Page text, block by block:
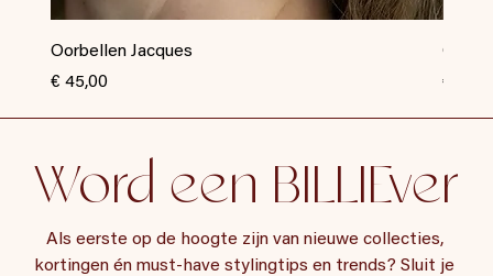
Oorbellen Jacques
Prijs
€ 45,00
Prijs
€
Word een BILLIEver
Als eerste op de hoogte zijn van nieuwe collecties,
kortingen én must-have stylingtips en trends? Sluit je